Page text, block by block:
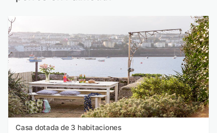
Casa dotada de 3 habitaciones